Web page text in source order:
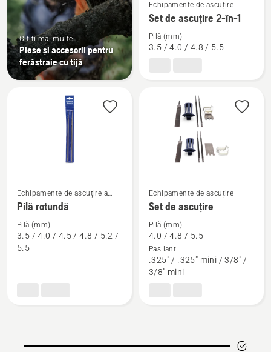
Citiți mai multe
Piese și accesorii pentru
ferăstraie cu tijă
mai
multe
detalii
despre
Echipamente de ascuțire
Set de ascuțire 2-în-1
Pilă (mm)
3.5 / 4.0 / 4.8 / 5.5
Vezi
multe
detalii
Echipamente de ascuțire a
motoferăstraielor pentru
elagaj
Pilă rotundă
Pilă (mm)
3.5 / 4.0 / 4.5 / 4.8 / 5.2 /
5.5
Vezi
multe
detalii
despre
Set
Echipamente de ascuțire
Set de ascuțire
Pilă (mm)
4.0 / 4.8 / 5.5
Pas lanț
.325" / .325" mini / 3/8" /
3/8" mini